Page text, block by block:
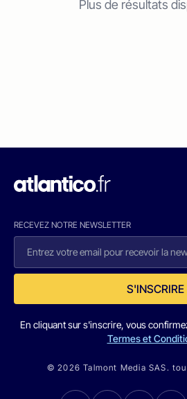
Plus de résultats
RECEVEZ NOTRE NEWSLETTER
S'INSCRIRE
En cliquant sur s'inscrire, vous
Termes et
© 2026 Talmont Media SAS.